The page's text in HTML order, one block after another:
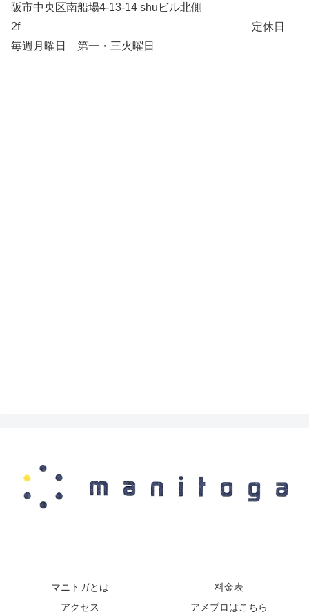
阪市中央区南船場4-13-14 shuビル北側
2f 定休日
毎週月曜日 第一・三火曜日
マニトガとは
料金表
アクセス
アメブロはこちら